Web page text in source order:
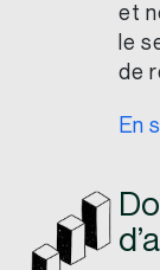
et
le
de
En